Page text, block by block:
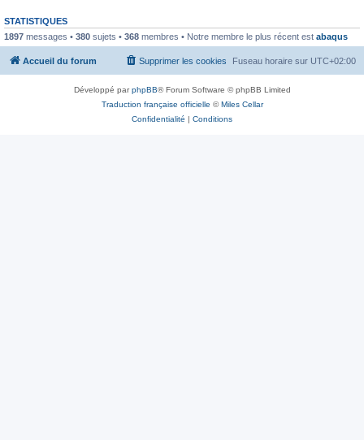
STATISTIQUES
1897 messages • 380 sujets • 368 membres • Notre membre le plus récent est abaqus
Accueil du forum Fuseau horaire sur UTC+02:00
Supprimer les cookies
Développé parphpBB® Forum Software © phpBB Limited
Traduction française officielle ©Miles Cellar
Confidentialité | Conditions